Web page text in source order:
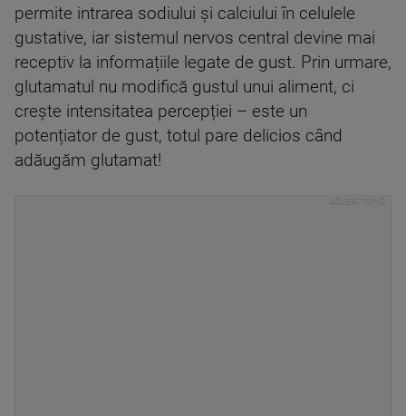
permite intrarea sodiului și calciului în celulele
gustative, iar sistemul nervos central devine mai
receptiv la informațiile legate de gust. Prin urmare,
glutamatul nu modifică gustul unui aliment, ci
crește intensitatea percepției – este un
potențiator de gust, totul pare delicios când
adăugăm glutamat!